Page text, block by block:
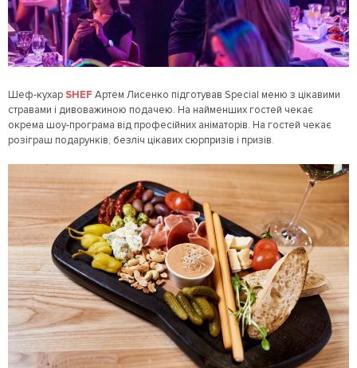
Шеф-кухар SHEF Артем Лисенко підготував Special меню з цікавими
стравами і дивоважиною подачею. На найменших гостей чекає
окрема шоу-програма від професійних аніматорів. На гостей чекає
розіграш подарунків, безліч цікавих сюрпризів і призів.